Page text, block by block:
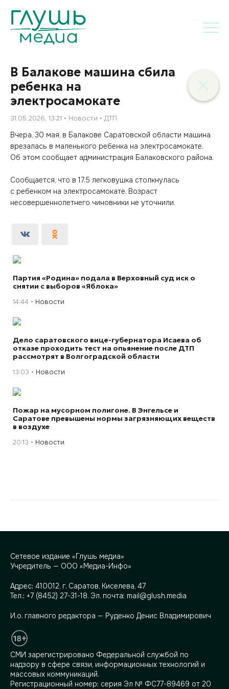
В Балакове машина сбила
ребенка на
электросамокате
31.05.2026, 13:21 Новости ДТП
Вчера, 30 мая, в Балакове Саратовской области машина
врезалась в маленького ребенка на электросамокате.
Об этом сообщает администрация Балаковского района.
Сообщается, что в 17.5 легковушка столкнулась
с ребенком на электросамокате. Возраст
несовершеннолетнего чиновники не уточнили.
Партия «Родина» подала в Верховный суд иск о
снятии с выборов «Яблока»
14:44 Новости
Дело саратовского вице-губернатора Исаева об
отказе проходить тест на опьянение после ДТП
рассмотрят в Волгоградской области
13:03 Новости
Пожар на мусорном полигоне. В Энгельсе и
Саратове превышены нормы загрязняющих веществ
в воздухе
20:13 Новости
Сетевое издание «Глушь медиа»
Учредитель — ООО «Медиа-Инфо»
Адрес: 410012, г. Саратов, Киселева, 47
Тел.: +7 (8452) 27-31-18. Эл. почта: mail@glush.media
И.о. главного редактора — Руденко Денис Владимирович
СМИ зарегистрировано Федеральной службой по
надзору в сфере связи, информационных технологий и
массовых коммуникаций.
Регистрационный номер: серия Эл № ФС77-89469 от 20